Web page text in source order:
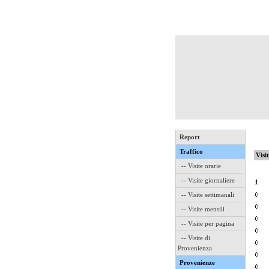
Report
Traffico
-- Visite orarie
-- Visite giornaliere
-- Visite settimanali
-- Visite mensili
-- Visite per pagina
-- Visite di
Provenienza
Provenienze